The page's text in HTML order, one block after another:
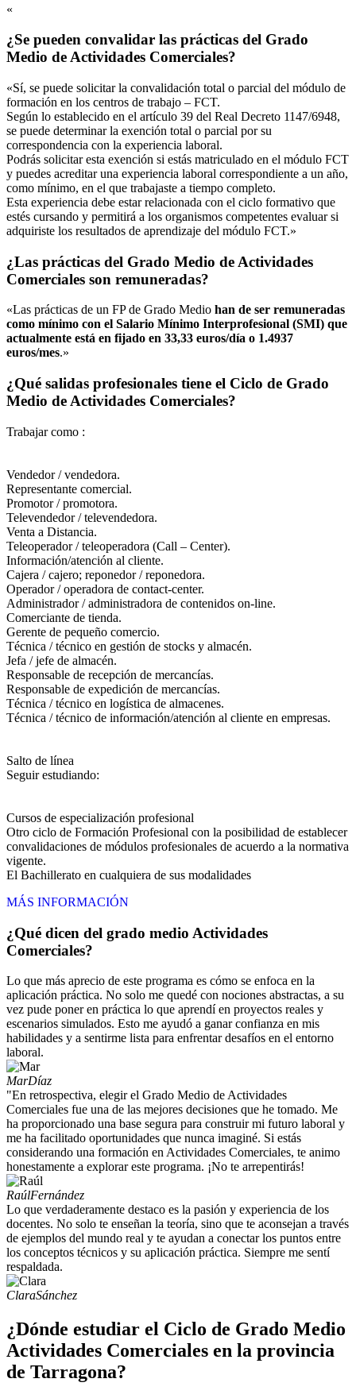
«
¿Se pueden convalidar las prácticas del Grado
Medio de Actividades Comerciales?
«Sí, se puede solicitar la convalidación total o parcial del módulo de
formación en los centros de trabajo – FCT.
Según lo establecido en el artículo 39 del Real Decreto 1147/6948,
se puede determinar la exención total o parcial por su
correspondencia con la experiencia laboral.
Podrás solicitar esta exención si estás matriculado en el módulo FCT
y puedes acreditar una experiencia laboral correspondiente a un año,
como mínimo, en el que trabajaste a tiempo completo.
Esta experiencia debe estar relacionada con el ciclo formativo que
estés cursando y permitirá a los organismos competentes evaluar si
adquiriste los resultados de aprendizaje del módulo FCT.»
¿Las prácticas del Grado Medio de Actividades
Comerciales son remuneradas?
«Las prácticas de un FP de Grado Medio han de ser remuneradas
como mínimo con el Salario Mínimo Interprofesional (SMI) que
actualmente está en fijado en 33,33 euros/día o 1.4937
euros/mes.»
¿Qué salidas profesionales tiene el Ciclo de Grado
Medio de Actividades Comerciales?
Trabajar como :
Vendedor / vendedora.
Representante comercial.
Promotor / promotora.
Televendedor / televendedora.
Venta a Distancia.
Teleoperador / teleoperadora (Call – Center).
Información/atención al cliente.
Cajera / cajero; reponedor / reponedora.
Operador / operadora de contact-center.
Administrador / administradora de contenidos on-line.
Comerciante de tienda.
Gerente de pequeño comercio.
Técnica / técnico en gestión de stocks y almacén.
Jefa / jefe de almacén.
Responsable de recepción de mercancías.
Responsable de expedición de mercancías.
Técnica / técnico en logística de almacenes.
Técnica / técnico de información/atención al cliente en empresas.
Salto de línea
Seguir estudiando:
Cursos de especialización profesional
Otro ciclo de Formación Profesional con la posibilidad de establecer
convalidaciones de módulos profesionales de acuerdo a la normativa
vigente.
El Bachillerato en cualquiera de sus modalidades
MÁS INFORMACIÓN
¿Qué dicen del grado medio Actividades
Comerciales?
Lo que más aprecio de este programa es cómo se enfoca en la
aplicación práctica. No solo me quedé con nociones abstractas, a su
vez pude poner en práctica lo que aprendí en proyectos reales y
escenarios simulados. Esto me ayudó a ganar confianza en mis
habilidades y a sentirme lista para enfrentar desafíos en el entorno
laboral.
MarDíaz
"En retrospectiva, elegir el Grado Medio de Actividades
Comerciales fue una de las mejores decisiones que he tomado. Me
ha proporcionado una base segura para construir mi futuro laboral y
me ha facilitado oportunidades que nunca imaginé. Si estás
considerando una formación en Actividades Comerciales, te animo
honestamente a explorar este programa. ¡No te arrepentirás!
RaúlFernández
Lo que verdaderamente destaco es la pasión y experiencia de los
docentes. No solo te enseñan la teoría, sino que te aconsejan a través
de ejemplos del mundo real y te ayudan a conectar los puntos entre
los conceptos técnicos y su aplicación práctica. Siempre me sentí
respaldada.
ClaraSánchez
¿Dónde estudiar el Ciclo de Grado Medio
Actividades Comerciales en la provincia
de Tarragona?